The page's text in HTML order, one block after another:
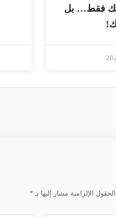
فقط… بل
الحقول الإلزامية مشار إليها بـ *